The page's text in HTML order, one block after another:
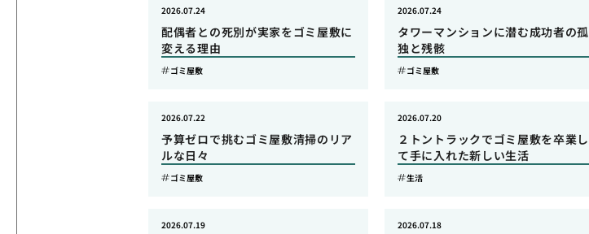
配偶者との死別が実家をゴミ屋敷に
変える理由
2026.07.24
ゴミ屋敷
タワーマンションに潜む成功者の孤
独と残骸
2026.07.24
ゴミ屋敷
予算ゼロで挑むゴミ屋敷清掃のリア
ルな日々
2026.07.22
ゴミ屋敷
２トントラックでゴミ屋敷を卒業し
て手に入れた新しい生活
2026.07.20
生活
2026.07.19 2026.07.18